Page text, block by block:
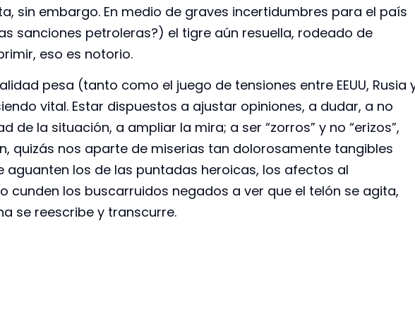
sin embargo. En medio de graves incertidumbres para el país
sanciones petroleras?) el tigre aún resuella, rodeado de
eso es notorio.
pesa (tanto como el juego de tensiones entre EEUU, Rusia
vital. Estar dispuestos a ajustar opiniones, a dudar, a no
de la situación, a ampliar la mira; a ser “zorros” y no “erizos”,
quizás nos aparte de miserias tan dolorosamente tangibles
aguanten los de las puntadas heroicas, los afectos al
cunden los buscarruidos negados a ver que el telón se agita,
se reescribe y transcurre.